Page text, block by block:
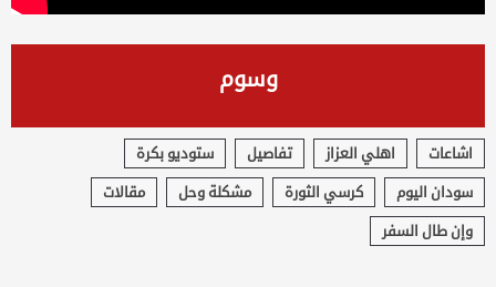
وسوم
اشاعات اهلي العزاز تفاصيل ستوديو بكرة
سودان اليوم كرسي الثورة مشكلة وحل مقالات
وإن طال السفر